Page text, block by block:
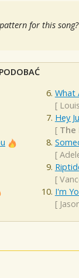
for this song?
What
[
Hey
[ The
[
[
I'm
[